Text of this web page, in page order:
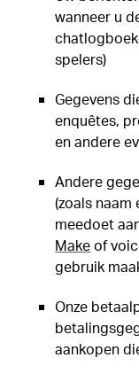
wanneer u
spelers)
Gegevens
enquêtes,
en andere
Andere
(zoals naam
meedoet
Makeof
gebruik
Onze
aankopen